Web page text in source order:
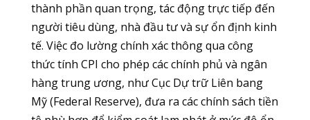
thành phần quan trọng, tác động trực tiếp đến
người tiêu dùng, nhà đầu tư và sự ổn định kinh
tế. Việc đo lường chính xác thông qua công
thức tính CPI cho phép các chính phủ và ngân
hàng trung ương, như Cục Dự trữ Liên bang
Mỹ (Federal Reserve), đưa ra các chính sách tiền